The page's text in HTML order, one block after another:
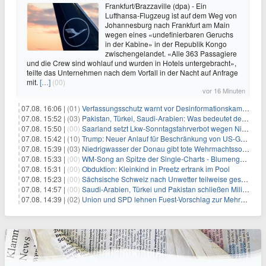
Frankfurt/Brazzaville (dpa) - Ein
Lufthansa-Flugzeug ist auf dem Weg von
Johannesburg nach Frankfurt am Main
wegen eines «undefinierbaren Geruchs
in der Kabine» in der Republik Kongo
zwischengelandet. «Alle 363 Passagiere
und die Crew sind wohlauf und wurden in Hotels untergebracht»,
teilte das Unternehmen nach dem Vorfall in der Nacht auf Anfrage
mit. […] (00)
vor 16 Minuten
07.08. 16:06 | (01) Verfassungsschutz warnt vor Desinformationskampagne gegen Merz
07.08. 15:52 | (03) Pakistan, Türkei, Saudi-Arabien: Was bedeutet der neue Pakt?
07.08. 15:50 | (00) Saarland setzt Lkw-Sonntagsfahrverbot wegen Niedrigwasser aus
07.08. 15:42 | (10) Trump: Neuer Anlauf für Beschränkung von US-Geburtsrecht
07.08. 15:39 | (03) Niedrigwasser der Donau gibt tote Wehrmachtssoldaten frei
07.08. 15:33 | (00) WM-Song an Spitze der Single-Charts - Blumengarten auf Platz zwei
07.08. 15:31 | (00) Obduktion: Kleinkind in Preetz ertrank im Pool
07.08. 15:23 | (00) Sächsische Schweiz nach Unwetter teilweise gesperrt
07.08. 14:57 | (00) Saudi-Arabien, Türkei und Pakistan schließen Militärbündnis
07.08. 14:39 | (02) Union und SPD lehnen Fuest-Vorschlag zur Mehrwertsteuer ab